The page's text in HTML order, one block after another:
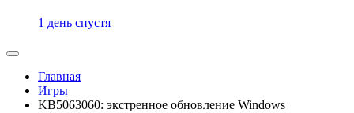
1 день спустя
Главная
Игры
KB5063060: экстренное обновление Windows